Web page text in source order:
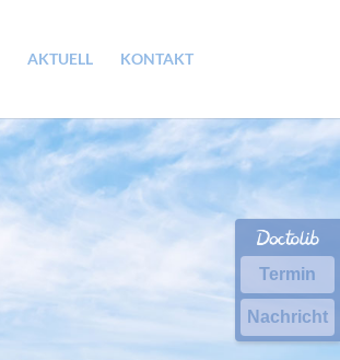
Termin
Nachricht
AKTUELL KONTAKT